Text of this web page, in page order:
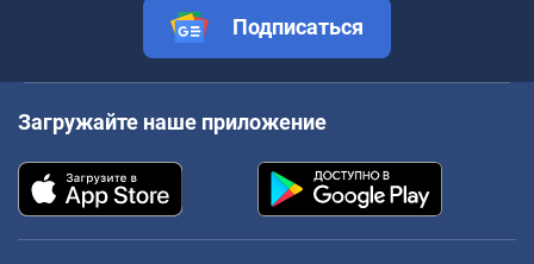
Подписаться
Загружайте наше приложение